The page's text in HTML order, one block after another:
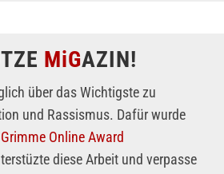
MiGAZIN!
über das Wichtigste zu
und Rassismus. Dafür wurde
Grimme Online Award
diese Arbeit und verpasse